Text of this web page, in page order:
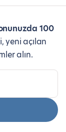
100
yeni açılan
alın.